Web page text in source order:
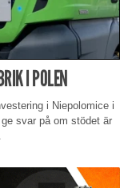
I POLEN
i Niepolomice i
svar på om stödet är